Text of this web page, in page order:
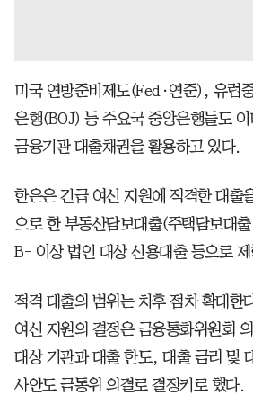
미국 연방준비제도(Fed·연준), 유럽
은행(BOJ) 등 주요국 중앙은행들도
금융기관 대출채권을 활용하고 있다.
한은은 긴급 여신 지원에 적격한 대출
으로 한 부동산담보대출(주택담보대
B- 이상 법인 대상 신용대출 등으로
적격 대출의 범위는 차후 점차 확대한
여신 지원의 결정은 금융통화위원회
대상 기관과 대출 한도, 대출 금리 및
사안도 금통위 의결로 결정키로 했다.